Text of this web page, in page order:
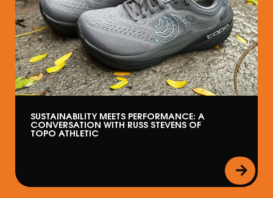
SUSTAINABILITY MEETS PERFORMANCE: A
CONVERSATION WITH RUSS STEVENS OF
TOPO ATHLETIC